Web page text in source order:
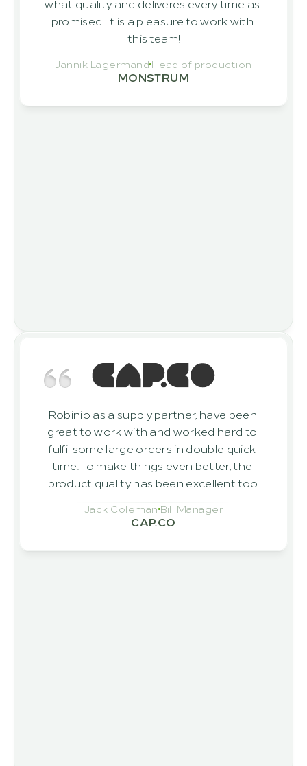
what quality and deliveres every time as
promised. It is a pleasure to work with
this team!
Jannik Lagermand Head of production
MONSTRUM
Robinio as a supply partner, have been
great to work with and worked hard to
fulfil some large orders in double quick
time. To make things even better, the
product quality has been excellent too.
Jack Coleman Bill Manager
CAP.CO